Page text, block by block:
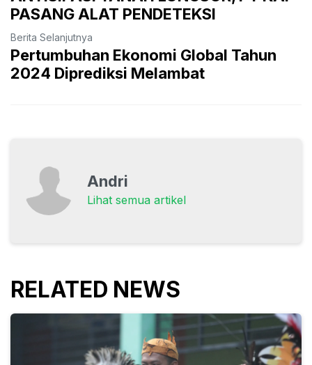
PASANG ALAT PENDETEKSI
Berita Selanjutnya
Pertumbuhan Ekonomi Global Tahun
2024 Diprediksi Melambat
Andri
Lihat semua artikel
RELATED NEWS